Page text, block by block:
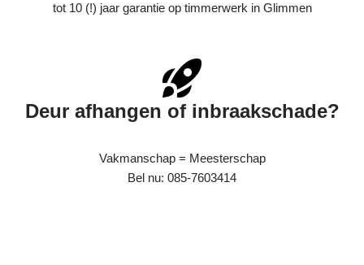
tot 10 (!) jaar garantie op timmerwerk in Glimmen
Deur afhangen of inbraakschade?
Vakmanschap = Meesterschap
Bel nu: 085-7603414